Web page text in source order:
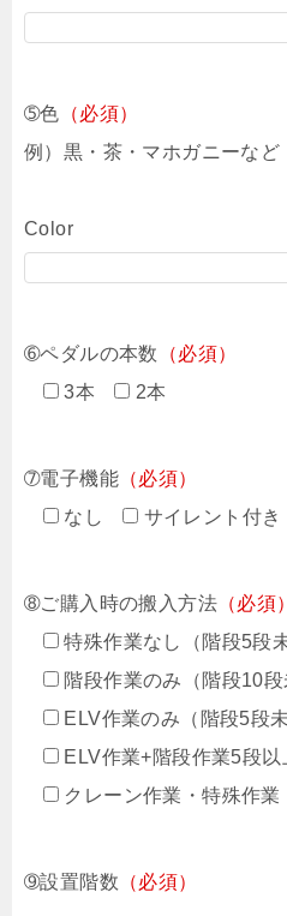
➄色 （必須）
例）黒・茶・マホガニーなど
Color
➅ペダルの本数
（必須）
3本
2本
➆電子機能 （必須）
なし
サイレント付き
➇ご購入時の搬入方法 （必須）
特殊作業なし（階段5段
階段作業のみ（階段10段
ELV作業のみ（階段5段未
ELV作業+階段作業5段以
クレーン作業・特殊作業
➈設置階数 （必須）